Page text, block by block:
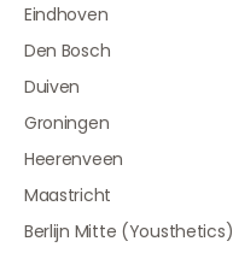
Eindhoven
Den Bosch
Duiven
Groningen
Heerenveen
Maastricht
Berlijn Mitte (Yousthetics)